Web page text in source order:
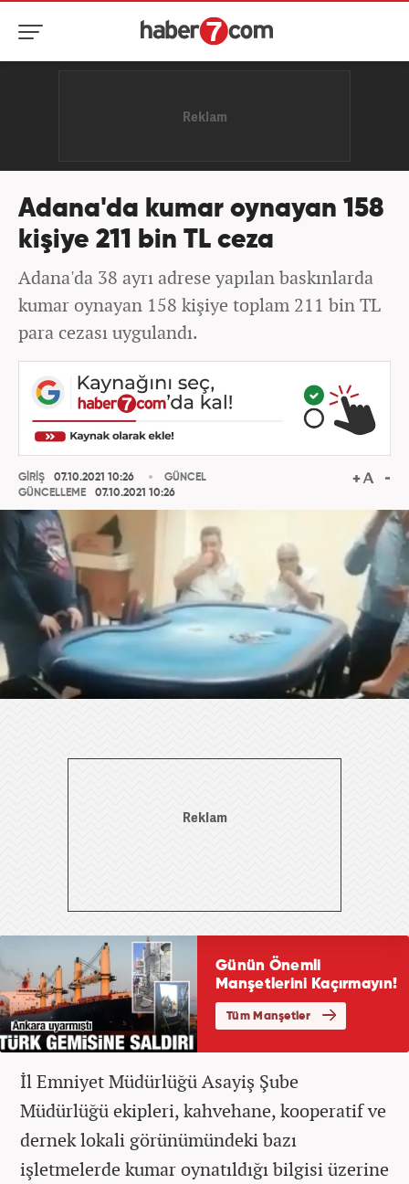
Adana'da kumar oynayan 158
kişiye 211 bin TL ceza
Adana'da 38 ayrı adrese yapılan baskınlarda
kumar oynayan 158 kişiye toplam 211 bin TL
para cezası uygulandı.
GİRİŞ
07.10.2021 10:26
GÜNCELLEME
07.10.2021 10:26
GÜNCEL
İl Emniyet Müdürlüğü Asayiş Şube
Müdürlüğü ekipleri, kahvehane, kooperatif ve
dernek lokali görünümündeki bazı
işletmelerde kumar oynatıldığı bilgisi üzerine